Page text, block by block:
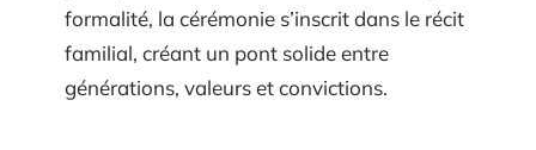
formalité, la cérémonie s’inscrit dans le récit
familial, créant un pont solide entre
générations, valeurs et convictions.